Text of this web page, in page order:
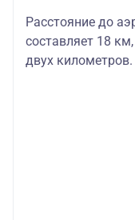
Расстояние до
составляет 18
двух километров.